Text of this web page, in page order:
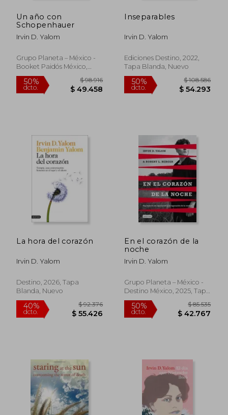
50%
dcto. $ 49.956 dcto. $
Un año con
Schopenhauer
Irvin D. Yalom
Grupo Planeta – México -
Booket Paidós México,
2024, Tapa Blanda, Nuevo
Inseparables
Irvin D. Yalom
Ediciones Destino, 2022,
Tapa Blanda, Nuevo
La hora del corazón
Irvin D. Yalom
Destino, 2026, Tapa
Blanda, Nuevo
En el corazón de la
noche
Irvin D. Yalom
Grupo Planeta – México -
Destino México, 2025, Tapa
Blanda, Nuevo